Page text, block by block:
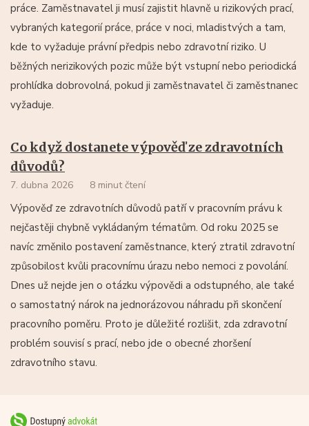
práce. Zaměstnavatel ji musí zajistit hlavně u rizikových prací,
vybraných kategorií práce, práce v noci, mladistvých a tam,
kde to vyžaduje právní předpis nebo zdravotní riziko. U
běžných nerizikových pozic může být vstupní nebo periodická
prohlídka dobrovolná, pokud ji zaměstnavatel či zaměstnanec
vyžaduje.
Co když dostanete výpověď ze zdravotních
důvodů?
7. dubna 2026 8 minut čtení
Výpověď ze zdravotních důvodů patří v pracovním právu k
nejčastěji chybně vykládaným tématům. Od roku 2025 se
navíc změnilo postavení zaměstnance, který ztratil zdravotní
způsobilost kvůli pracovnímu úrazu nebo nemoci z povolání.
Dnes už nejde jen o otázku výpovědi a odstupného, ale také
o samostatný nárok na jednorázovou náhradu při skončení
pracovního poměru. Proto je důležité rozlišit, zda zdravotní
problém souvisí s prací, nebo jde o obecné zhoršení
zdravotního stavu.